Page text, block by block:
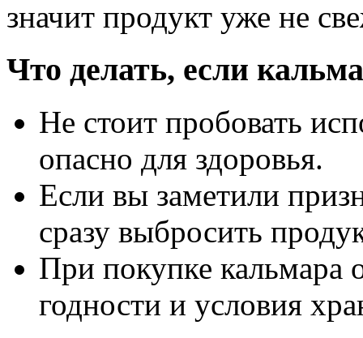
значит продукт уже не
Что делать, если
Не стоит пробовать
опасно для здоровья.
Если вы заметили
сразу выбросить
При покупке кальмара
годности и условия